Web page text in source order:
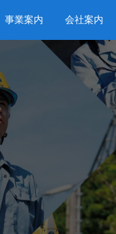
事業案内 会社案内